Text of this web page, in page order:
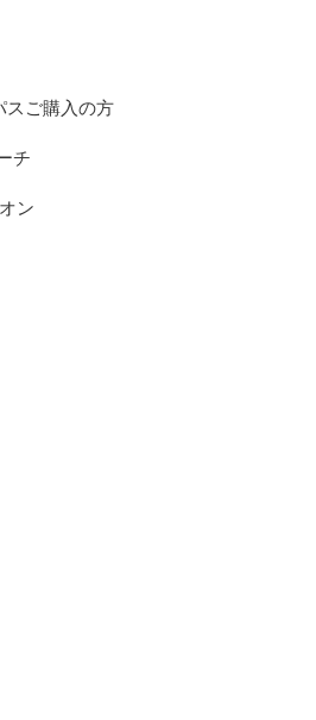
ご購入の方
チ
ン